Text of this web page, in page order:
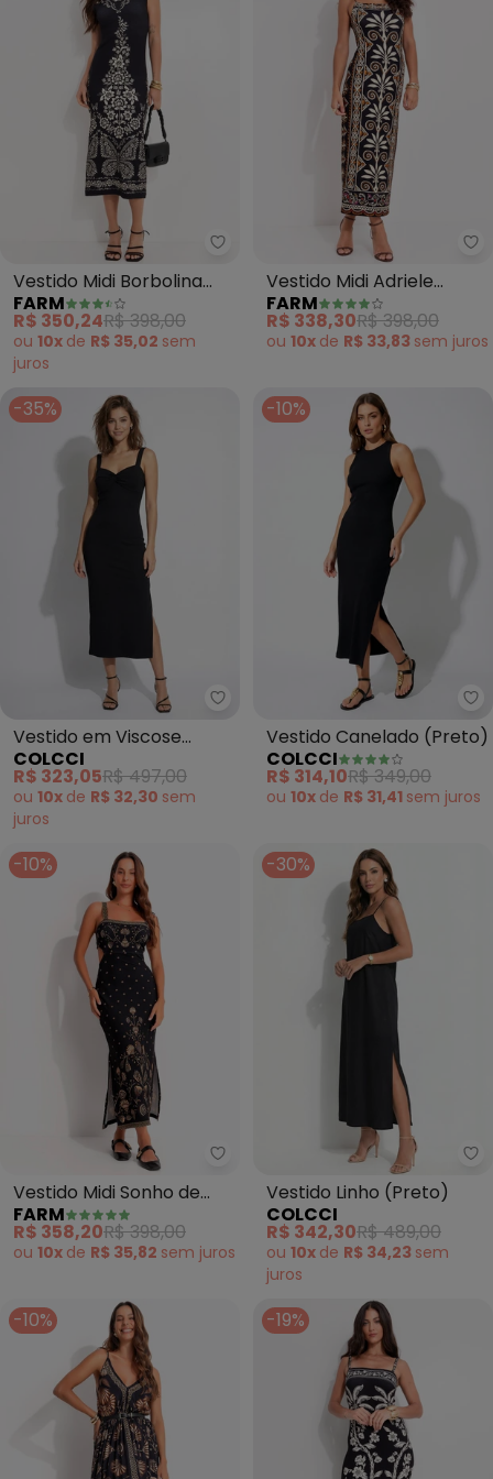
Farm - Vestido Midi Borbolina
Vestido Midi Borbolina
(Preto)
FARM
R$ 350,24R$ 398,00
ou 10x de R$ 35,02 sem
juros
Vestido Midi Adriele
(Preto)
FARM
R$ 338,30R$ 398,00
ou 10x de R$ 33,83 sem juros
-35%
Colcci - Vestido em Viscose
Vestido em Viscose
(Preto)
COLCCI
R$ 323,05R$ 497,00
ou 10x de R$ 32,30 sem
juros
-10%
Vestido Canelado (Preto)
COLCCI
R$ 314,10R$ 349,00
ou 10x de R$ 31,41 sem juros
-10%
Farm - Vestido Midi Sonho de
Vestido Midi Sonho de
Concha (Preto)
FARM
R$ 358,20R$ 398,00
ou 10x de R$ 35,82 sem juros
-30%
Vestido Linho (Preto)
COLCCI
R$ 342,30R$ 489,00
ou 10x de R$ 34,23 sem
juros
-10% -19%